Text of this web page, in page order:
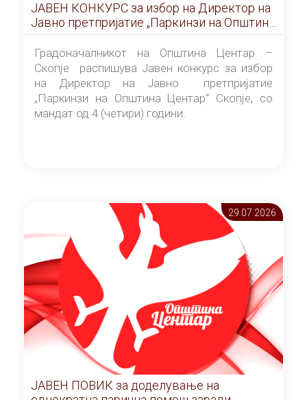
ЈАВЕН КОНКУРС за избор на Директор на
Јавно претпријатие „Паркинзи на Општина
Центар“ – Скопје
Градоначалникот на Општина Центар –
Скопје распишува Јавен конкурс за избор
на Директор на Јавно претпријатие
„Паркинзи на Општина Центар“ Скопје, со
мандат од 4 (четири) години.
29.07 2026
ЈАВЕН ПОВИК за доделување на